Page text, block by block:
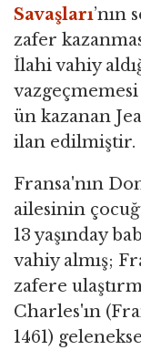
Savaşları’nın
zafer
İlahi vahiy
ün kazanan
ilan edilmiştir.
Fransa'nın
ailesinin
13 yaşınday
vahiy almış;
zafere
Charles'ın
1461)